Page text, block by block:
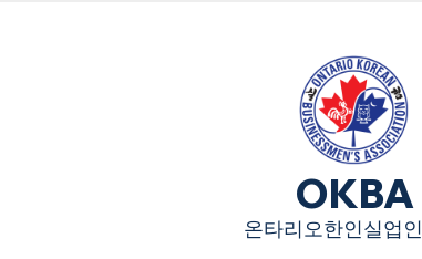
OKBA
온타리오한인실업